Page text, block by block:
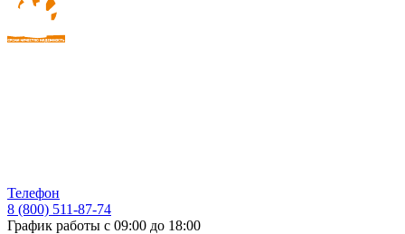
Телефон
8 (800) 511-87-74
График работы с 09:00 до 18:00